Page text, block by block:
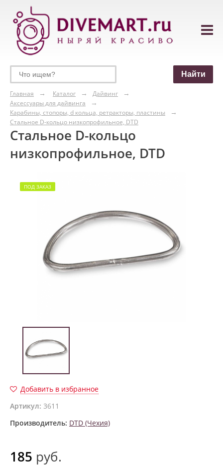
Главная Каталог
Дайвинг
Аксессуары для дайвинга
Карабины, стопоры, d кольца, ретракторы, пластины
Стальное D-кольцо низкопрофильное, DTD
Стальное D-кольцо
низкопрофильное, DTD
ПОД ЗАКАЗ
Добавить в избранное
Артикул: 3611
Производитель: DTD (Чехия)
185 руб.